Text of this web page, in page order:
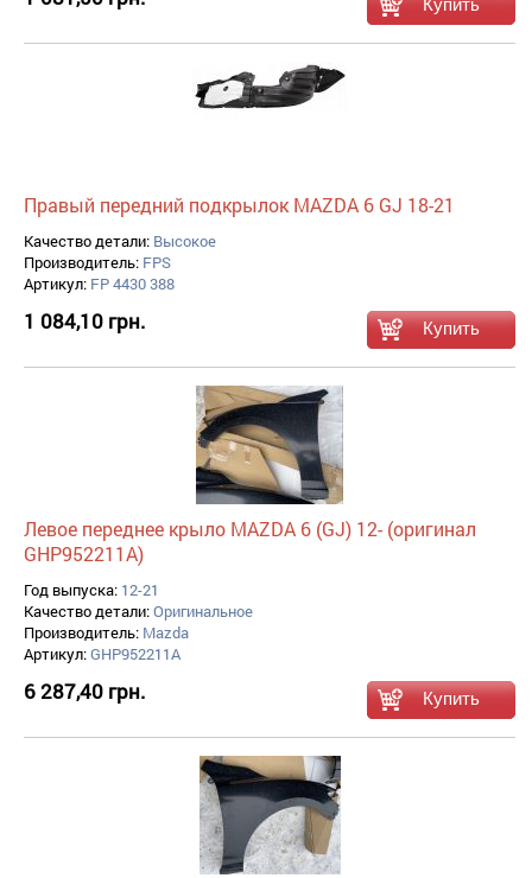
Правый передний подкрылок MAZDA 6 GJ 18-21
Качество детали: Высокое
Производитель: FPS
Артикул: FP 4430 388
1 084,10 грн.
Левое переднее крыло MAZDA 6 (GJ) 12- (оригинал
GHP952211A)
Год выпуска: 12-21
Качество детали:Оригинальное
Производитель: Mazda
Артикул:GHP952211A
6 287,40 грн.